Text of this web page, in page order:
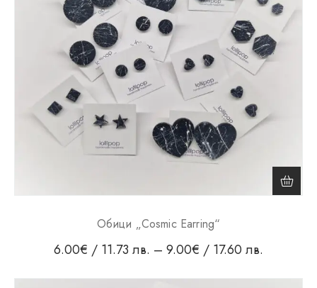
Обици „Cosmic Earring“
6.00€ / 11.73 лв. – 9.00€ / 17.60 лв.